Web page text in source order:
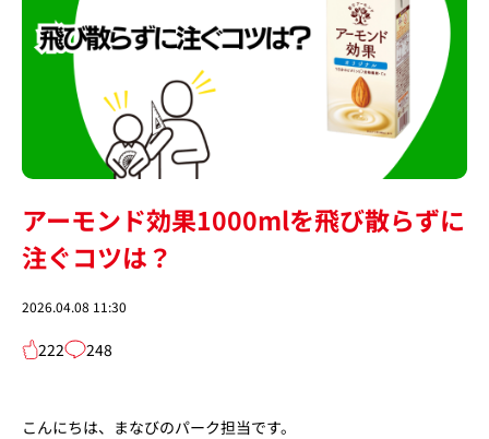
アーモンド効果1000mlを飛び散らずに
注ぐコツは？
2026.04.08 11:30
222 248
こんにちは、まなびのパーク担当です。